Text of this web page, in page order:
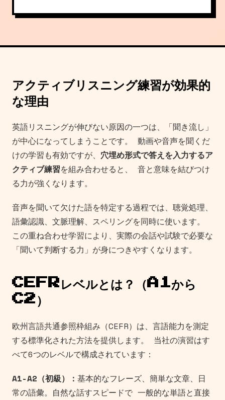
アクティブリスニング練習が効果的
な理由
英語リスニングが伸びない原因の一つは、「聞き流し」
が中心になってしまうことです。 動画や音声を聞くだ
けの学習も有効ですが、 穴埋め形式で答えを入力するア
クティブ練習を組み合わせると、 音と意味を結びつけ
る力が強くなります。
音声を聞いて欠けた語を特定する過程では、聴覚処理、
語彙認識、文脈理解、スペリングを同時に使います。
この重ね合わせ学習により、実際の会話や試験で必要な
「聞いて判断する力」が身につきやすくなります。
CEFRレベルとは？（A1から
C2）
欧州言語共通参照枠組み（CEFR）は、言語能力を測定
する標準化された方法を提供します。 当社の演習はす
べて6つのレベルで構成されています：
A1-A2（初級）： 基本的なフレーズ、簡単な文章、日
常の語彙。自然な話すスピードで 一般的な単語と直接